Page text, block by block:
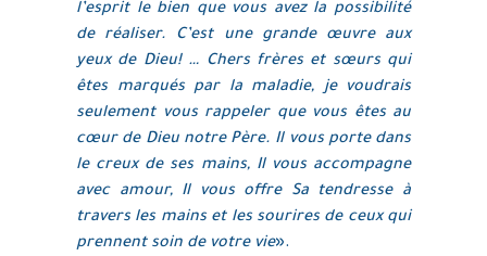
l’esprit le bien que vous avez la possibilité
de réaliser. C’est une grande œuvre aux
yeux de Dieu! … Chers frères et sœurs qui
êtes marqués par la maladie, je voudrais
seulement vous rappeler que vous êtes au
cœur de Dieu notre Père. Il vous porte dans
le creux de ses mains, Il vous accompagne
avec amour, Il vous offre Sa tendresse à
travers les mains et les sourires de ceux qui
prennent soin de votre vie».